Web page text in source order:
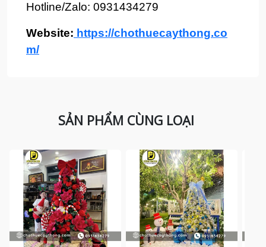
Hotline/Zalo: 0931434279
Website: https://chothuecaythong.co
m/
SẢN PHẨM CÙNG LOẠI